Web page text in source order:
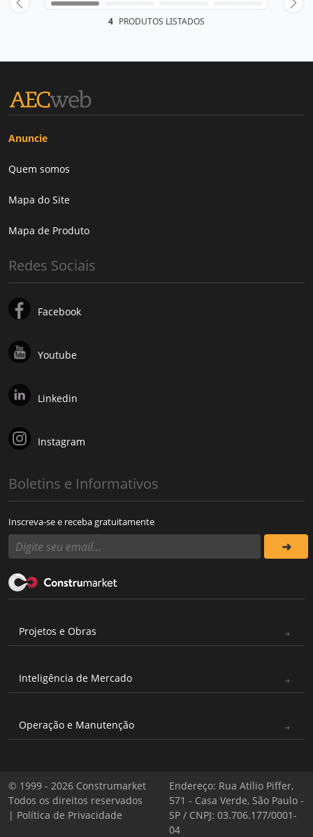
4 PRODUTOS LISTADOS
Anuncie
Quem somos
Mapa do Site
Mapa de Produto
Redes Sociais
Facebook
Youtube
Linkedin
Instagram
Boletins e Informativos
Inscreva-se e receba gratuitamente
Projetos e Obras
Inteligência de Mercado
Operação e Manutenção
© 1999 - 2026 Construmarket
Todos os direitos reservados
| Política de Privacidade
Endereço: Rua Atílio Piffer,
571 - Casa Verde, São Paulo -
SP / CNPJ: 03.706.177/0001-
04